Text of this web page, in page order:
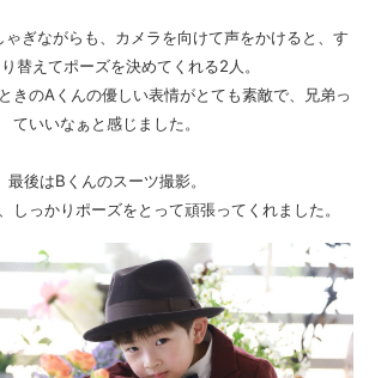
ゃぎながらも、カメラを向けて声をかけると、す
替えてポーズを決めてくれる2人。
きのAくんの優しい表情がとても素敵で、兄弟っ
ていいなぁと感じました。
最後はBくんのスーツ撮影。
しっかりポーズをとって頑張ってくれました。